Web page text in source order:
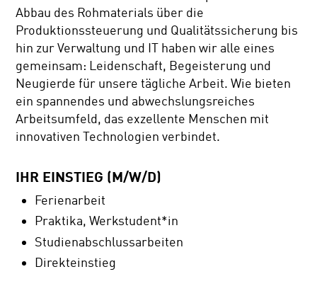
Abbau des Rohmaterials über die
Produktionssteuerung und Qualitätssicherung bis
hin zur Verwaltung und IT haben wir alle eines
gemeinsam: Leidenschaft, Begeisterung und
Neugierde für unsere tägliche Arbeit. Wie bieten
ein spannendes und abwechslungsreiches
Arbeitsumfeld, das exzellente Menschen mit
innovativen Technologien verbindet.
IHR EINSTIEG (M/W/D)
Ferienarbeit
Praktika, Werkstudent*in
Studienabschlussarbeiten
Direkteinstieg